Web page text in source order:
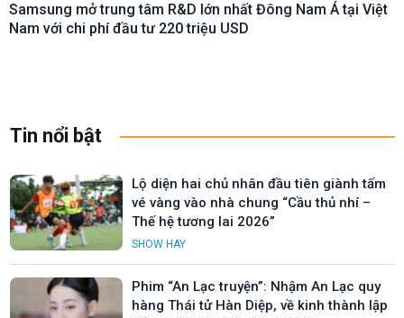
Samsung mở trung tâm R&D lớn nhất Đông Nam Á tại Việt
Nam với chi phí đầu tư 220 triệu USD
Tin nổi bật
Lộ diện hai chủ nhân đầu tiên giành tấm
vé vàng vào nhà chung “Cầu thủ nhí –
Thế hệ tương lai 2026”
SHOW HAY
Phim “An Lạc truyện”: Nhậm An Lạc quy
hàng Thái tử Hàn Diệp, về kinh thành lập